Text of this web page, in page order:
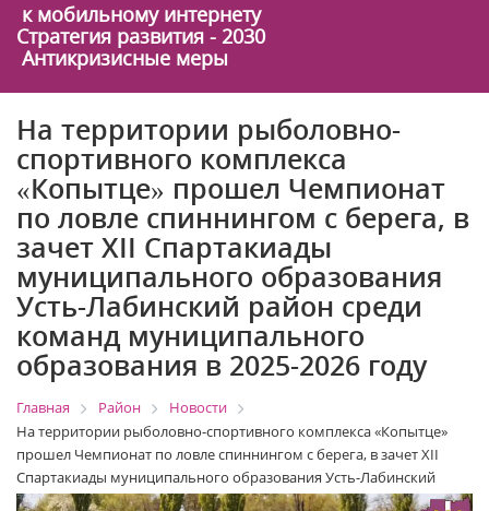
к мобильному интернету
Стратегия развития - 2030
Антикризисные меры
На территории рыболовно-
спортивного комплекса
«Копытце» прошел Чемпионат
по ловле спиннингом с берега, в
зачет XII Спартакиады
муниципального образования
Усть-Лабинский район среди
команд муниципального
образования в 2025-2026 году
Главная Район
Новости
На территории рыболовно-спортивного комплекса «Копытце»
прошел Чемпионат по ловле спиннингом с берега, в зачет XII
Спартакиады муниципального образования Усть-Лабинский
район среди команд муниципального образования в 2025-2026